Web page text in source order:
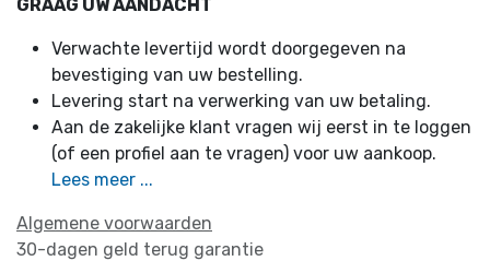
GRAAG UW AANDACHT
Verwachte levertijd wordt doorgegeven na
bevestiging van uw bestelling.
Levering start na verwerking van uw betaling.
Aan de zakelijke klant vragen wij eerst in te loggen
(of een profiel aan te vragen) voor uw aankoop.
Lees meer ...
Algemene voorwaarden
30-dagen geld terug garantie